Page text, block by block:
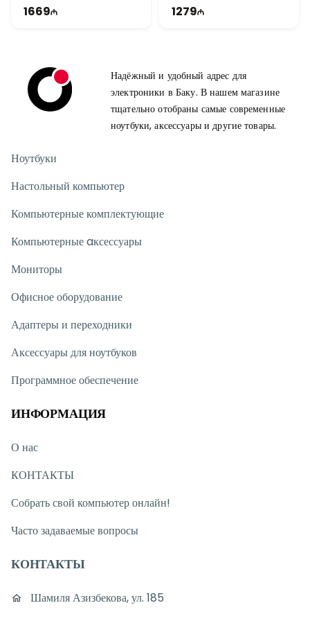
HP Pro 400 G9 Mini 937X5EA станет отличным выбором для
оперативной памяти, SSD на 512 ГБ и графики Intel UHD
Graphics обеспечивает комфортную работу с документами,
онлайн-встречами, интернетом и бизнес-приложениями.
Компактный размер, низкое энергопотребление и стабильная
работа делают этот Mini PC практичным решением для
1669 1279
Надёжный и удобный адрес для
электроники в Баку. В нашем магазине
тщательно отобраны самые современные
ноутбуки, аксессуары и другие товары.
Ноутбуки
Настольный компьютер
Компьютерные комплектующие
Компьютерные aксессуары
Мониторы
Офисное оборудование
Адаптеры и переходники
Аксессуары для ноутбуков
Программное обеспечение
ИНФОРМАЦИЯ
О нас
КОНТАКТЫ
Собрать свой компьютер онлайн!
Часто задаваемые вопросы
КОНТАКТЫ
Шамиля Азизбекова, ул. 185